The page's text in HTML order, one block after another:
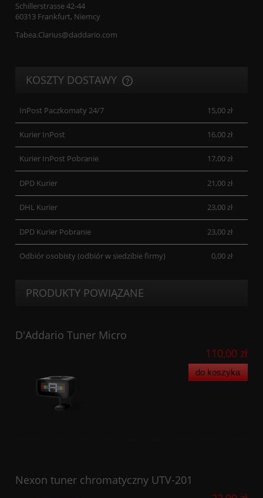
Schillerstrasse 42-44
60313 Frankfurt, Niemcy
Tabea.Clarius@daddario.com
KOSZTY DOSTAWY
CENA NIE ZAWIERA EWENTUALNYCH KOSZTÓW PŁATNOŚCI
InPost Paczkomaty 24/7 15,00 zł
Kurier InPost 16,00 zł
Kurier InPost Pobranie 17,00 zł
DPD Kurier 21,00 zł
DHL Kurier 23,00 zł
DPD Kurier Pobranie 23,00 zł
Odbiór osobisty (odbiór w siedzibie firmy) 0,00 zł
PRODUKTY POWIĄZANE
D'Addario Tuner Micro
110,00 zł
do koszyka
Nexon tuner chromatyczny UTV-201